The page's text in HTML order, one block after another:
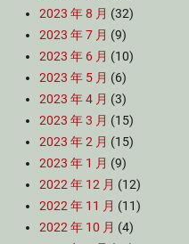
2023 年 8 月 (32)
2023 年 7 月 (9)
2023 年 6 月 (10)
2023 年 5 月 (6)
2023 年 4 月 (3)
2023 年 3 月 (15)
2023 年 2 月 (15)
2023 年 1 月 (9)
2022 年 12 月 (12)
2022 年 11 月 (11)
2022 年 10 月 (4)